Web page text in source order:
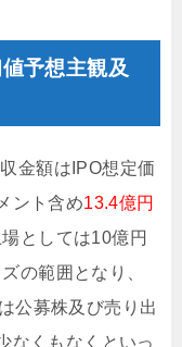
予想主観及
金額はIPO想定価
ント含め13.4億円
としては10億円
の範囲となり、
公募株及び売り出
なくもなくといっ